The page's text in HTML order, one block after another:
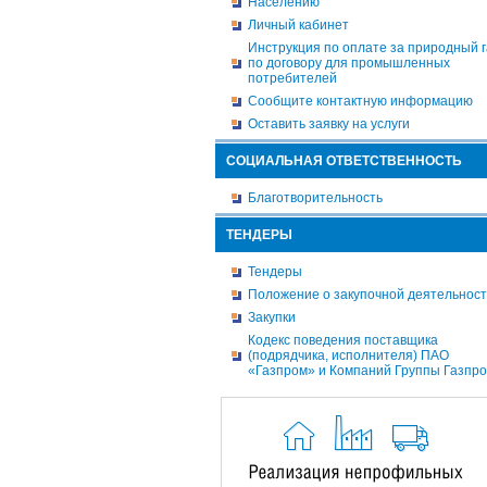
Личный кабинет
Инструкция по оплате за природный
по договору для промышленных
потребителей
Сообщите контактную информацию
Оставить заявку на услуги
СОЦИАЛЬНАЯ ОТВЕТСТВЕННОСТЬ
Благотворительность
ТЕНДЕРЫ
Тендеры
Положение о закупочной
Закупки
Кодекс поведения поставщика
(подрядчика, исполнителя) ПАО
«Газпром» и Компаний Группы